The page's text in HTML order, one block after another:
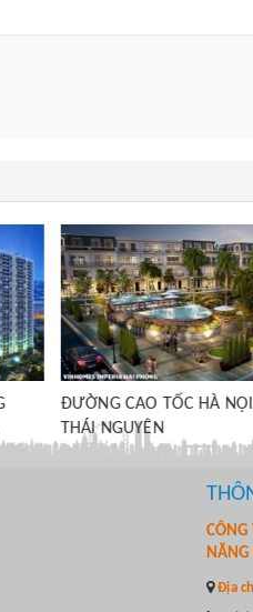
ĐƯỜNG CAO TỐC HÀ NỘI –
THÁI NGUYÊN
CÔNG
Địa